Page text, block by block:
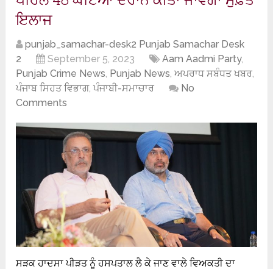
ਇਲਾਜ
punjab_samachar-desk2 Punjab Samachar Desk
2
September 5, 2023 Aam Aadmi Party,
Punjab Crime News, Punjab News,ਅਪਰਾਧ ਸਬੰਧਤ ਖਬਰ,
ਪੰਜਾਬ ਸਿਹਤ ਵਿਭਾਗ,ਪੰਜਾਬੀ-ਸਮਾਚਾਰ
No
Comments
ਸੜਕ ਹਾਦਸਾ ਪੀੜਤ ਨੂੰ ਹਸਪਤਾਲ ਲੈ ਕੇ ਜਾਣ ਵਾਲੇ ਵਿਅਕਤੀ ਦਾ